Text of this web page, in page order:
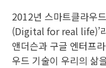
2012년 스마트클라우
(Digital for real life)’
앤더슨과 구글 엔터프
우드 기술이 우리의 삶